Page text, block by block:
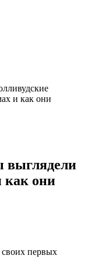
и как они
выглядели
как они